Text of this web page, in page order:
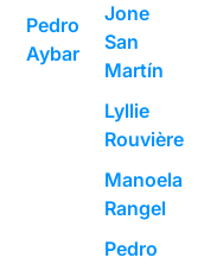
Pedro
Aybar
Jone
San
Martín
Lyllie
Rouvière
Manoela
Rangel
Pedro